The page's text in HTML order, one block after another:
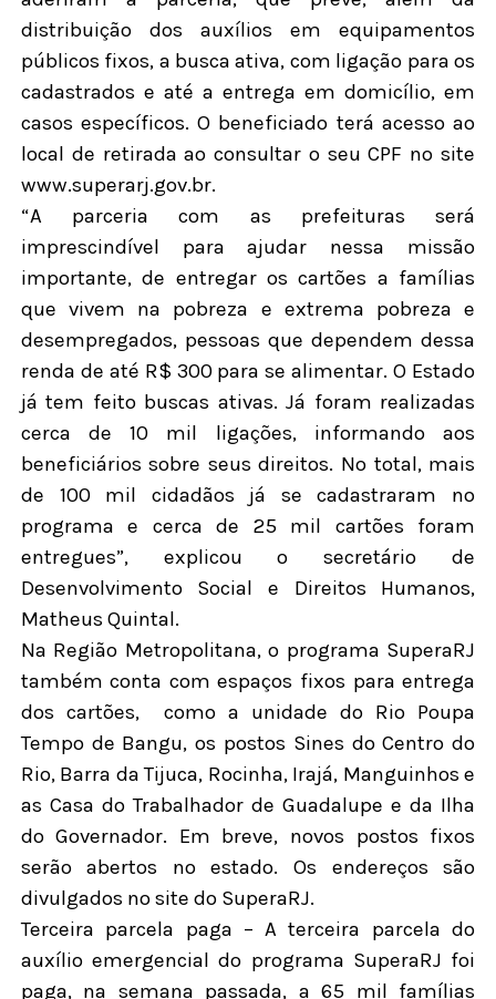
distribuição dos auxílios em equipamentos
públicos fixos, a busca ativa, com ligação para os
cadastrados e até a entrega em domicílio, em
casos específicos. O beneficiado terá acesso ao
local de retirada ao consultar o seu CPF no site
www.superarj.gov.br.
“A parceria com as prefeituras será
imprescindível para ajudar nessa missão
importante, de entregar os cartões a famílias
que vivem na pobreza e extrema pobreza e
desempregados, pessoas que dependem dessa
renda de até R$ 300 para se alimentar. O Estado
já tem feito buscas ativas. Já foram realizadas
cerca de 10 mil ligações, informando aos
beneficiários sobre seus direitos. No total, mais
de 100 mil cidadãos já se cadastraram no
programa e cerca de 25 mil cartões foram
entregues”, explicou o secretário de
Desenvolvimento Social e Direitos Humanos,
Matheus Quintal.
Na Região Metropolitana, o programa SuperaRJ
também conta com espaços fixos para entrega
dos cartões,
como a unidade do Rio Poupa
Tempo de Bangu, os postos Sines do Centro do
Rio, Barra da Tijuca, Rocinha, Irajá, Manguinhos e
as Casa do Trabalhador de Guadalupe e da Ilha
do Governador. Em breve, novos postos fixos
serão abertos no estado. Os endereços são
divulgados no site do SuperaRJ.
Terceira parcela paga – A terceira parcela do
auxílio emergencial do programa SuperaRJ foi
paga, na semana passada, a 65 mil famílias